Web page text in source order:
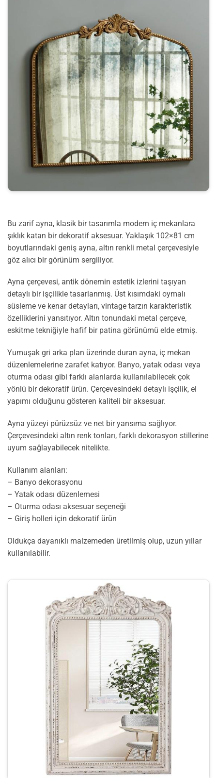
Bu zarif ayna, klasik bir tasarımla modern iç mekanlara
şıklık katan bir dekoratif aksesuar. Yaklaşık 102×81 cm
boyutlarındaki geniş ayna, altın renkli metal çerçevesiyle
göz alıcı bir görünüm sergiliyor.
Ayna çerçevesi, antik dönemin estetik izlerini taşıyan
detaylı bir işçilikle tasarlanmış. Üst kısımdaki oymalı
süsleme ve kenar detayları, vintage tarzın karakteristik
özelliklerini yansıtıyor. Altın tonundaki metal çerçeve,
eskitme tekniğiyle hafif bir patina görünümü elde etmiş.
Yumuşak gri arka plan üzerinde duran ayna, iç mekan
düzenlemelerine zarafet katıyor. Banyo, yatak odası veya
oturma odası gibi farklı alanlarda kullanılabilecek çok
yönlü bir dekoratif ürün. Çerçevesindeki detaylı işçilik, el
yapımı olduğunu gösteren kaliteli bir aksesuar.
Ayna yüzeyi pürüzsüz ve net bir yansıma sağlıyor.
Çerçevesindeki altın renk tonları, farklı dekorasyon stillerine
uyum sağlayabilecek nitelikte.
Kullanım alanları:
– Banyo dekorasyonu
– Yatak odası düzenlemesi
– Oturma odası aksesuar seçeneği
– Giriş holleri için dekoratif ürün
Oldukça dayanıklı malzemeden üretilmiş olup, uzun yıllar
kullanılabilir.